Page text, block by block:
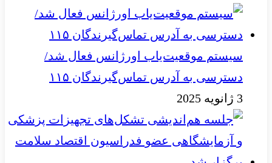
سیستم موقعیت‌یاب اورژانس فعال شد/
دسترسی به آدرس تماس‌گیرندگان ۱۱۵
3 ژانویه 2025